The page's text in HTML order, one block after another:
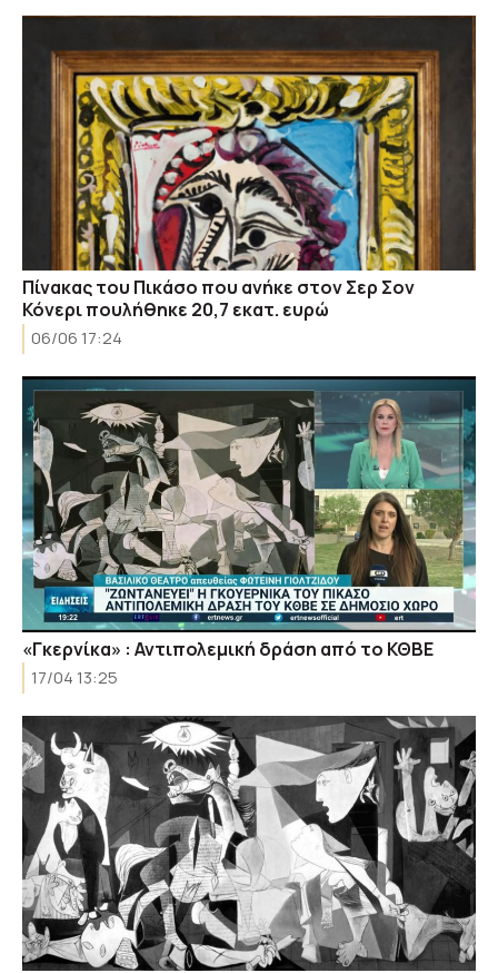
Πίνακας του Πικάσο που ανήκε στον Σερ Σον
Κόνερι πουλήθηκε 20,7 εκατ. ευρώ
06/06 17:24
«Γκερνίκα» : Αντιπολεμική δράση από το ΚΘΒΕ
17/04 13:25